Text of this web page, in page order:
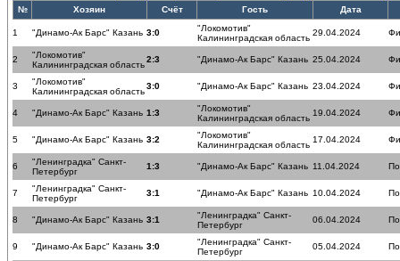
№ Хозяин Счёт Гость Дата
1 "Динамо-Ак Барс" Казань 3:0
"Локомотив"
Калининградская область
29.04.2024
2
"Локомотив"
Калининградская область
2:3 "Динамо-Ак Барс" Казань 25.04.2024
3
"Локомотив"
Калининградская область
3:0 "Динамо-Ак Барс" Казань 23.04.2024
4 "Динамо-Ак Барс" Казань 1:3
"Локомотив"
Калининградская область
19.04.2024
5 "Динамо-Ак Барс" Казань 3:2
"Локомотив"
Калининградская область
17.04.2024
6
"Ленинградка" Санкт-
Петербург
1:3 "Динамо-Ак Барс" Казань 11.04.2024
7
"Ленинградка" Санкт-
Петербург
3:1 "Динамо-Ак Барс" Казань 10.04.2024
8 "Динамо-Ак Барс" Казань 3:1
"Ленинградка" Санкт-
Петербург
06.04.2024
9 "Динамо-Ак Барс" Казань 3:0
"Ленинградка" Санкт-
Петербург
05.04.2024